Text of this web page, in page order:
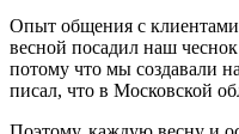
Опыт общения с клиентами
весной посадил наш
потому что мы создавали
писал, что в Московской